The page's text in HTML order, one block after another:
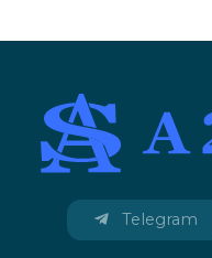
Telegram